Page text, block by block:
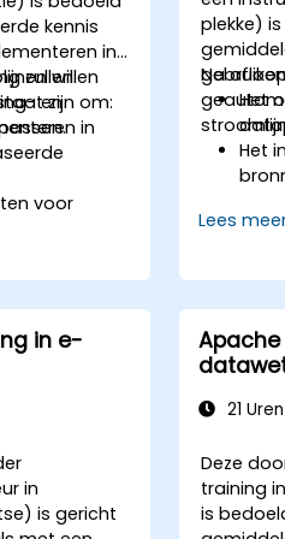
kennis
in
willen
en
zullen
zijn om:
in
voor
te
passen bij
plekke)
Na
Het
Het
Het
Lees
in e-
in
is gericht
Apache
21 Uren
Deze
training
is